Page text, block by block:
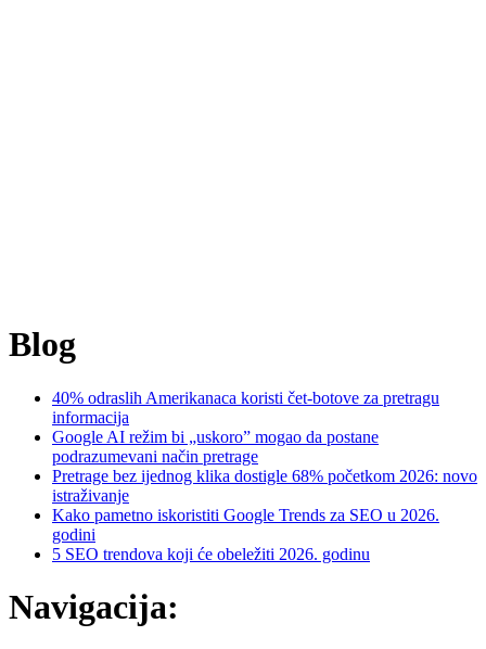
Blog
40% odraslih Amerikanaca koristi čet-botove za pretragu
informacija
Google AI režim bi „uskoro” mogao da postane
podrazumevani način pretrage
Pretrage bez ijednog klika dostigle 68% početkom 2026: novo
istraživanje
Kako pametno iskoristiti Google Trends za SEO u 2026.
godini
5 SEO trendova koji će obeležiti 2026. godinu
Navigacija: